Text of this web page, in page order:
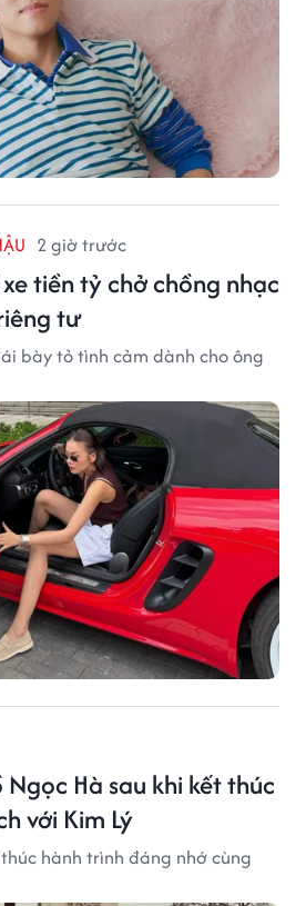
2 giờ trước
tiền tỷ chở chồng nhạc
tư
bày tỏ tình cảm dành cho ông
Hà sau khi kết thúc
với Kim Lý
hành trình đáng nhớ cùng